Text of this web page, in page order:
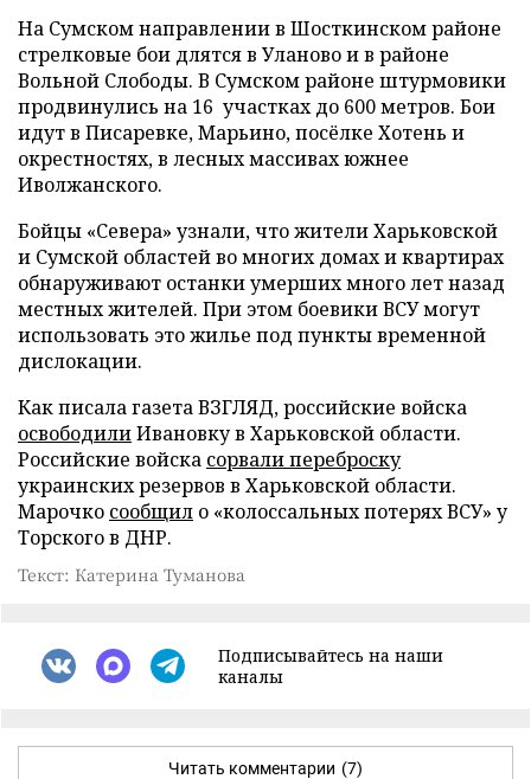
На Сумском направлении в Шосткинском районе
стрелковые бои длятся в Уланово и в районе
Вольной Слободы. В Сумском районе штурмовики
продвинулись на 16 участках до 600 метров. Бои
идут в Писаревке, Марьино, посёлке Хотень и
окрестностях, в лесных массивах южнее
Иволжанского.
Бойцы «Севера» узнали, что жители Харьковской
и Сумской областей во многих домах и квартирах
обнаруживают останки умерших много лет назад
местных жителей. При этом боевики ВСУ могут
использовать это жилье под пункты временной
дислокации.
Как писала газета ВЗГЛЯД, российские войска
освободилиИвановку в Харьковской области.
Российские войска сорвали переброску
украинских резервов в Харьковской области.
Марочко сообщил о «колоссальных потерях ВСУ» у
Торского в ДНР.
Текст: Катерина Туманова
Подписывайтесь на наши
каналы
Читать комментарии (7)